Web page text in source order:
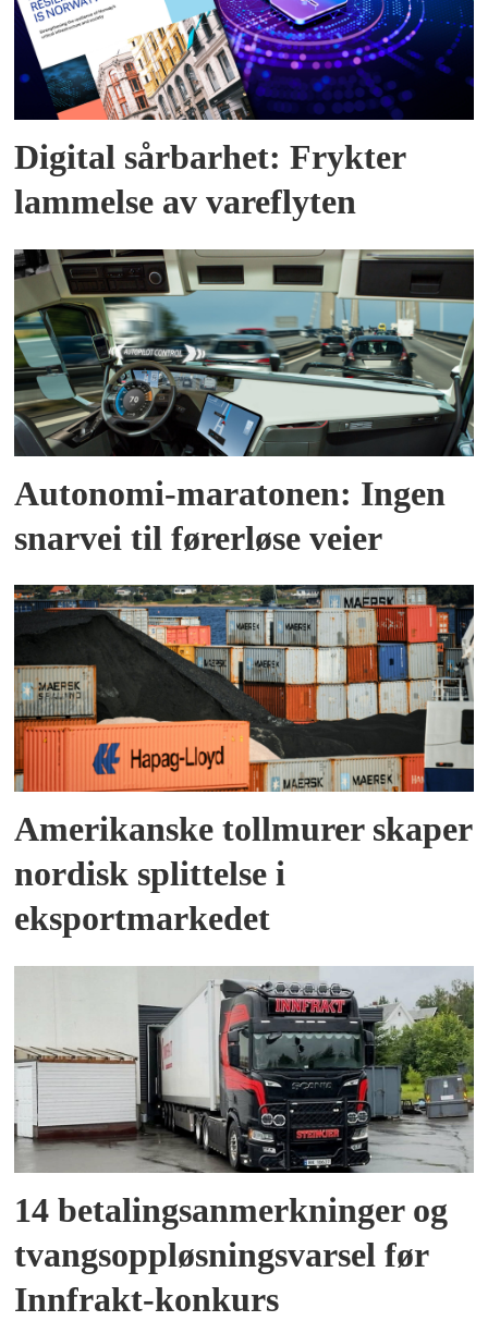
Digital sårbarhet: Frykter
lammelse av vareflyten
Autonomi-maratonen: Ingen
snarvei til førerløse veier
Amerikanske tollmurer skaper
nordisk splittelse i
eksportmarkedet
14 betalingsanmerkninger og
tvangsoppløsningsvarsel før
Innfrakt-konkurs